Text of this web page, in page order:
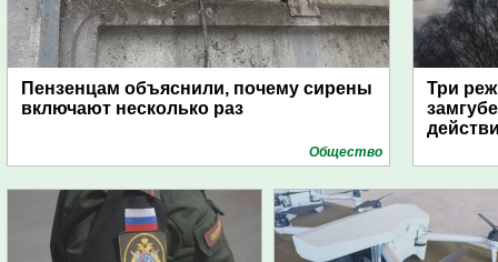
Пензенцам объяснили, почему сирены
включают несколько раз
Общество
Три